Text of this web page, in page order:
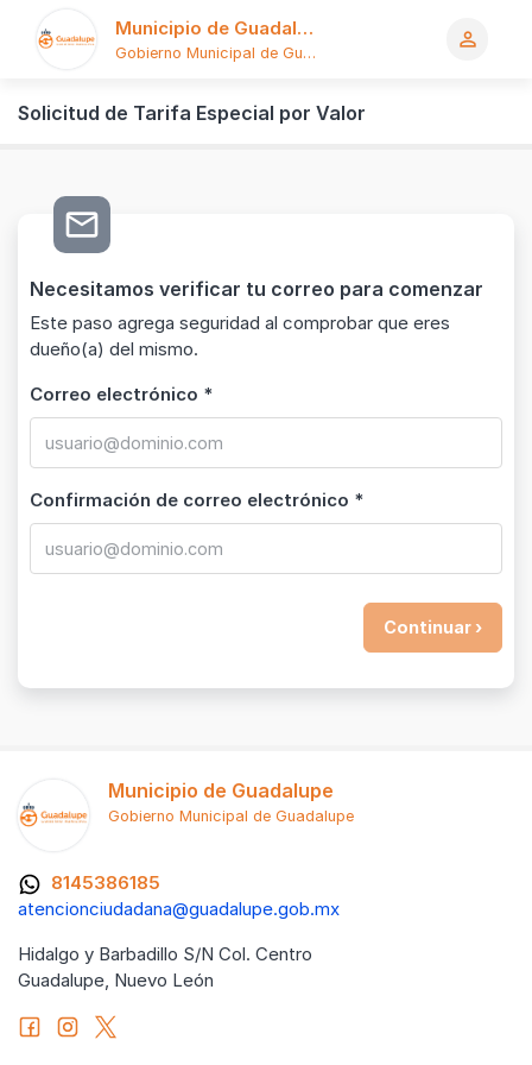
Municipio de Guadalupe
Gobierno Municipal de Guadalupe
person_outline
Solicitud de Tarifa Especial por Valor
mail_outline
Necesitamos verificar tu correo para comenzar
Este paso agrega seguridad al comprobar que eres
dueño(a) del mismo.
Correo electrónico *
Confirmación de correo electrónico *
Municipio de Guadalupe
Gobierno Municipal de Guadalupe
8145386185
atencionciudadana@guadalupe.gob.mx
Hidalgo y Barbadillo S/N Col. Centro
Guadalupe, Nuevo León